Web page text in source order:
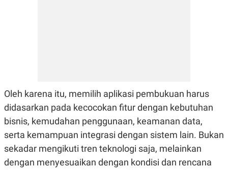
Oleh karena itu, memilih aplikasi pembukuan harus
didasarkan pada kecocokan fitur dengan kebutuhan
bisnis, kemudahan penggunaan, keamanan data,
serta kemampuan integrasi dengan sistem lain. Bukan
sekadar mengikuti tren teknologi saja, melainkan
dengan menyesuaikan dengan kondisi dan rencana